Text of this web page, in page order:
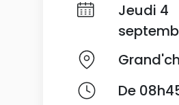
Jeudi 4
De